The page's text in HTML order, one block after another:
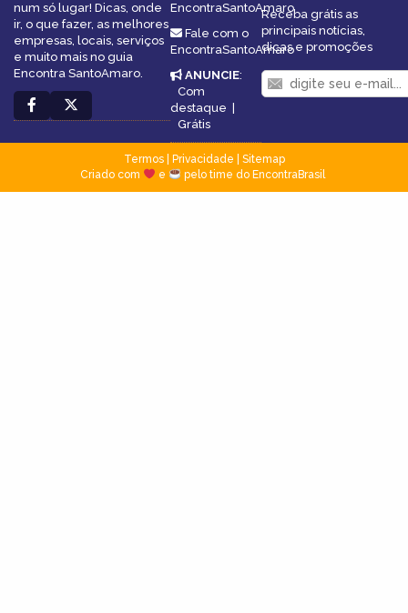
num só lugar! Dicas, onde
ir, o que fazer, as melhores
empresas, locais, serviços
e muito mais no guia
Encontra SantoAmaro.
EncontraSantoAmaro
Fale com o
EncontraSantoAmaro
ANUNCIE:
Com
destaque
Grátis
Receba grátis as
principais notícias,
dicas e promoções
Termos| Privacidade
Sitemap
Criado com
e pelo time do EncontraBrasil